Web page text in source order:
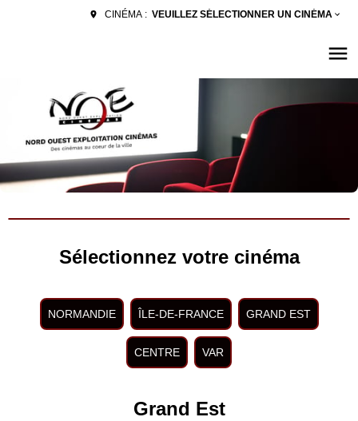
CINÉMA : VEUILLEZ SÉLECTIONNER UN CINÉMA
Sélectionnez votre cinéma
NORMANDIE ÎLE-DE-FRANCE GRAND EST
CENTRE VAR
Grand Est